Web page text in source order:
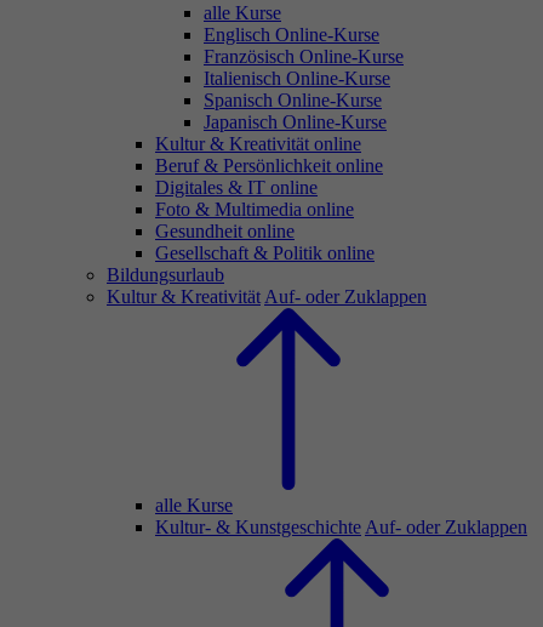
alle Kurse
Englisch Online-Kurse
Französisch Online-Kurse
Italienisch Online-Kurse
Spanisch Online-Kurse
Japanisch Online-Kurse
Kultur & Kreativität online
Beruf & Persönlichkeit online
Digitales & IT online
Foto & Multimedia online
Gesundheit online
Gesellschaft & Politik online
Bildungsurlaub
Kultur & Kreativität Auf- oder Zuklappen
alle Kurse
Kultur- & Kunstgeschichte Auf- oder Zuklappen